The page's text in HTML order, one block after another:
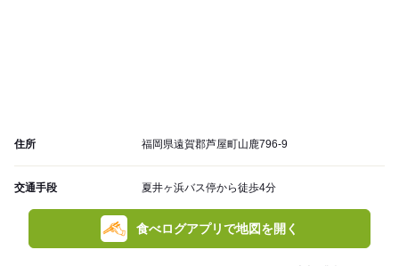
住所 福岡県遠賀郡芦屋町山鹿796-9
交通手段 夏井ヶ浜バス停から徒歩4分
食べログアプリで地図を開く